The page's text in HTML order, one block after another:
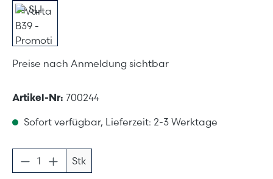
Preise nach Anmeldung sichtbar
Artikel-Nr: 700244
Sofort verfügbar, Lieferzeit: 2-3 Werktage
Produkt Anzahl: Gib den gewünschten
Stk